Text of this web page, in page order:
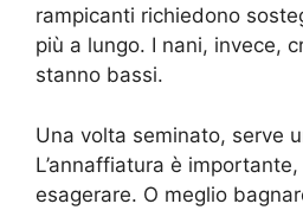
rampicanti richiedono
più a lungo. I nani, invece,
stanno bassi.
Una volta seminato, serve
L’annaffiatura è
esagerare. O meglio